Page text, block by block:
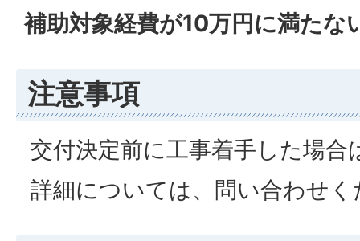
補助対象経費が10万円に満たな
注意事項
交付決定前に工事着手した場
詳細については、問い合わせく